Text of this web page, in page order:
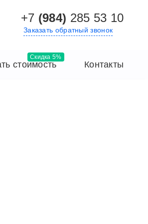
+7 (984) 285 53 10
Заказать обратный звонок
стоимость Контакты